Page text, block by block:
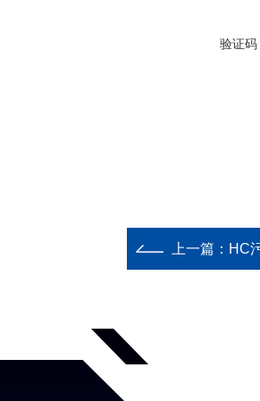
验证码
上一篇： HC